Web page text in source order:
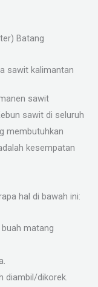
Batang
sawit
sawit di seluruh
membutuhkan
kesempatan
hal di bawah ini:
matang
diambil/dikorek.